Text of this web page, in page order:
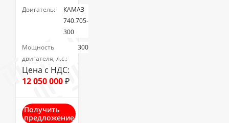
Двигатель:
КАМАЗ
740.705-
300
Мощность
двигателя, л.с.:
300
Цена с НДС:
12 050 000₽
Получить
предложение